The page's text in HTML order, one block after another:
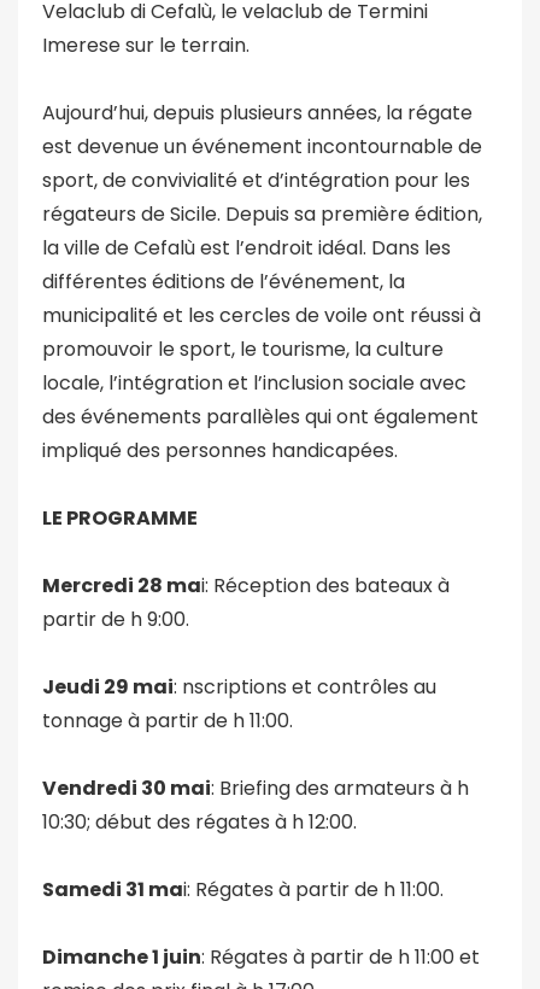
Velaclub di Cefalù, le velaclub de Termini
Imerese sur le terrain.
Aujourd’hui, depuis plusieurs années, la régate
est devenue un événement incontournable de
sport, de convivialité et d’intégration pour les
régateurs de Sicile. Depuis sa première édition,
la ville de Cefalù est l’endroit idéal. Dans les
différentes éditions de l’événement, la
municipalité et les cercles de voile ont réussi à
promouvoir le sport, le tourisme, la culture
locale, l’intégration et l’inclusion sociale avec
des événements parallèles qui ont également
impliqué des personnes handicapées.
LE PROGRAMME
Mercredi 28 mai: Réception des bateaux à
partir de h 9:00.
Jeudi 29 mai: nscriptions et contrôles au
tonnage à partir de h 11:00.
Vendredi 30 mai: Briefing des armateurs à h
10:30; début des régates à h 12:00.
Samedi 31 mai: Régates à partir de h 11:00.
Dimanche 1 juin: Régates à partir de h 11:00 et